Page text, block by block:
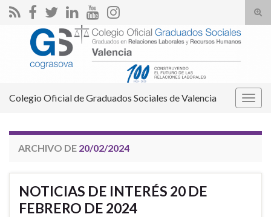
el
Search for:
Colegio Oficial de Graduados Sociales de Valencia
ARCHIVO DE 20/02/2024
NOTICIAS DE INTERÉS 20 DE
FEBRERO DE 2024